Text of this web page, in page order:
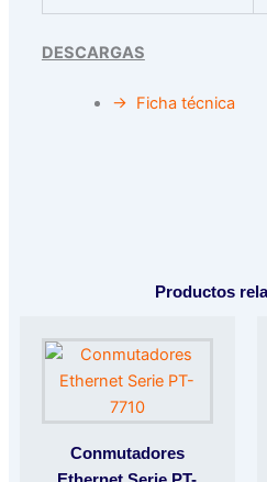
DESCARGAS
→ Ficha técnica
Productos
Conmutadores